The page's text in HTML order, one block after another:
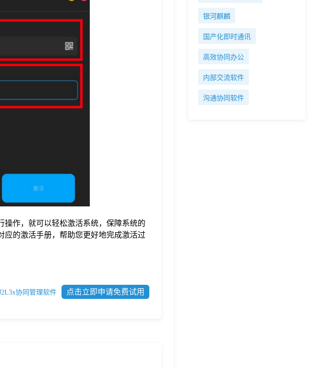
操作，就可以轻松激活系统，保障系统的
应的激活手册，帮助您更好地完成激活过
协同管理软件 点击立即申请免费试用
银河麒麟
国产化即时通讯
高效协同办公
内部交流软件
沟通协同软件